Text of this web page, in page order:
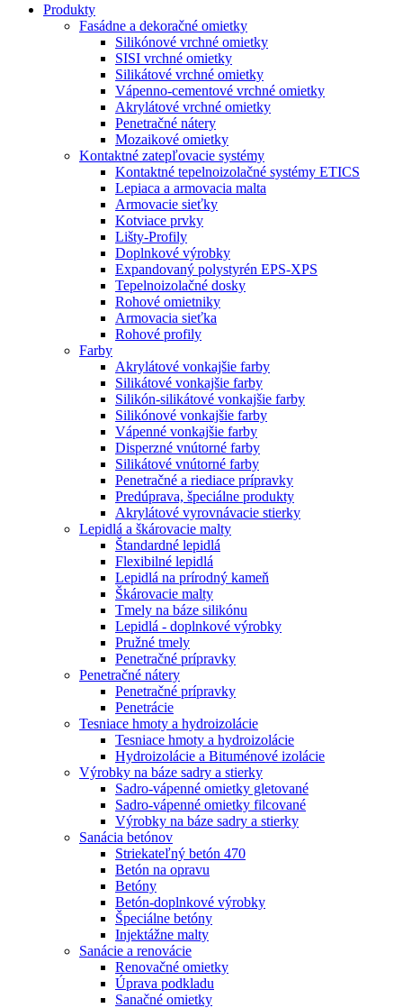
Produkty
Fasádne a dekoračné omietky
Silikónové vrchné omietky
SISI vrchné omietky
Silikátové vrchné omietky
Vápenno-cementové vrchné omietky
Akrylátové vrchné omietky
Penetračné nátery
Mozaikové omietky
Kontaktné zatepľovacie systémy
Kontaktné tepelnoizolačné systémy ETICS
Lepiaca a armovacia malta
Armovacie sieťky
Kotviace prvky
Lišty-Profily
Doplnkové výrobky
Expandovaný polystyrén EPS-XPS
Tepelnoizolačné dosky
Rohové omietniky
Armovacia sieťka
Rohové profily
Farby
Akrylátové vonkajšie farby
Silikátové vonkajšie farby
Silikón-silikátové vonkajšie farby
Silikónové vonkajšie farby
Vápenné vonkajšie farby
Disperzné vnútorné farby
Silikátové vnútorné farby
Penetračné a riediace prípravky
Predúprava, špeciálne produkty
Akrylátové vyrovnávacie stierky
Lepidlá a škárovacie malty
Štandardné lepidlá
Flexibilné lepidlá
Lepidlá na prírodný kameň
Škárovacie malty
Tmely na báze silikónu
Lepidlá - doplnkové výrobky
Pružné tmely
Penetračné prípravky
Penetračné nátery
Penetračné prípravky
Penetrácie
Tesniace hmoty a hydroizolácie
Tesniace hmoty a hydroizolácie
Hydroizolácie a Bituménové izolácie
Výrobky na báze sadry a stierky
Sadro-vápenné omietky gletované
Sadro-vápenné omietky filcované
Výrobky na báze sadry a stierky
Sanácia betónov
Striekateľný betón 470
Betón na opravu
Betóny
Betón-doplnkové výrobky
Špeciálne betóny
Injektážne malty
Sanácie a renovácie
Renovačné omietky
Úprava podkladu
Sanačné omietky